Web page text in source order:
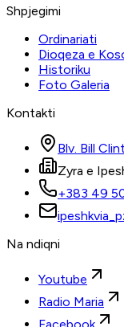
Shpjegimi
Ordinariati
Dioqeza e
Historiku
Foto Galeria
Kontakti
Blv. Bill
Zyra e
+383 49
Na ndiqni
Youtube
Radio Maria